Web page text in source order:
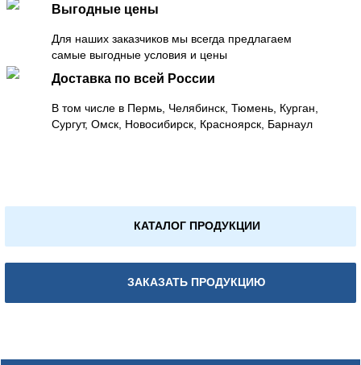
Выгодные цены
Для наших заказчиков мы всегда предлагаем
самые выгодные условия и цены
Доставка по всей России
В том числе в Пермь, Челябинск, Тюмень, Курган,
Сургут, Омск, Новосибирск, Красноярск, Барнаул
КАТАЛОГ ПРОДУКЦИИ
ЗАКАЗАТЬ ПРОДУКЦИЮ